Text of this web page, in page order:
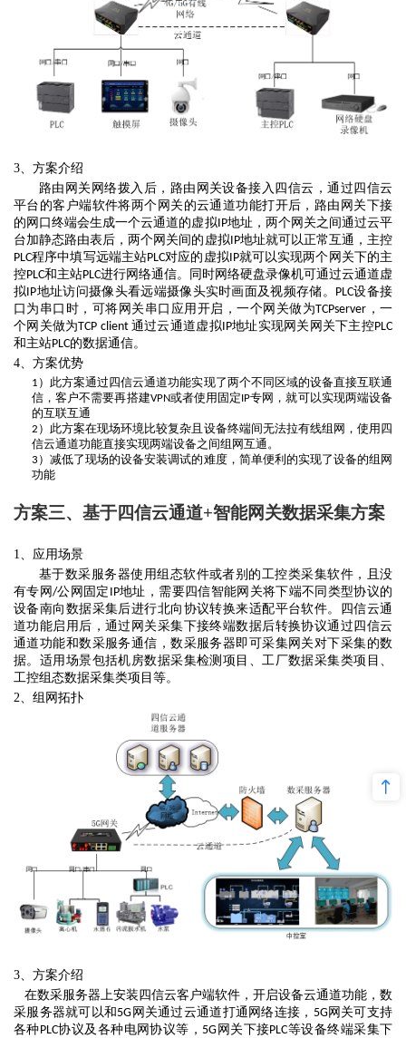
3、方案介绍
路由网关网络拨入后，路由网关设备接入四信云，通过四信云
平台的客户端软件将两个网关的云通道功能打开后，路由网关下接
的网口终端会生成一个云通道的虚拟IP地址，两个网关之间通过云平
台加静态路由表后，两个网关间的虚拟IP地址就可以正常互通，主控
PLC程序中填写远端主站PLC对应的虚拟IP就可以实现两个网关下的主
控PLC和主站PLC进行网络通信。同时网络硬盘录像机可通过云通道虚
拟IP地址访问摄像头看远端摄像头实时画面及视频存储。 PLC设备接
口为串口时，可将网关串口应用开启，一个网关做为TCPserver ，一
个网关做为TCP client 通过云通道虚拟IP地址实现网关网关下主控PLC
和主站PLC的数据通信。
4、方案优势
1 ）此方案通过四信云通道功能实现了两个不同区域的设备直接互联通
信，客户不需要再搭建VPN或者使用固定 IP专网，就可以实现两端设备
的互联互通
2 ）此方案在现场环境比较复杂且设备终端间无法拉有线组网，使用四
信云通道功能直接实现两端设备之间组网互通。
3 ）减低了现场的设备安装调试的难度，简单便利的实现了设备的组网
功能
方案三、基于四信云通道+智能网关数据采集方案
1、 应用场景
基于数采服务器使用组态软件或者别的工控类采集软件，且没
有专网/公网固定 IP地址，需要四信智能网关将下端不同类型协议的
设备南向数据采集后进行北向协议转换来适配平台软件。四信云通
道功能启用后，通过网关采集下接终端数据后转换协议通过四信云
通道功能和数采服务通信，数采服务器即可采集网关对下采集的数
据。 适用场景包括机房数据采集检测项目、工厂数据采集类项目、
工控组态数据采集类项目等。
2、 组网拓扑
3、 方案介绍
在数采服务器上安装四信云客户端软件，开启设备云通道功能，数
采服务器就可以和 5G 网关通过云通道打通网络连接， 5G网关可支持
各种 PLC协议及各种电网协议等， 5G 网关下接PLC等设备终端采集下